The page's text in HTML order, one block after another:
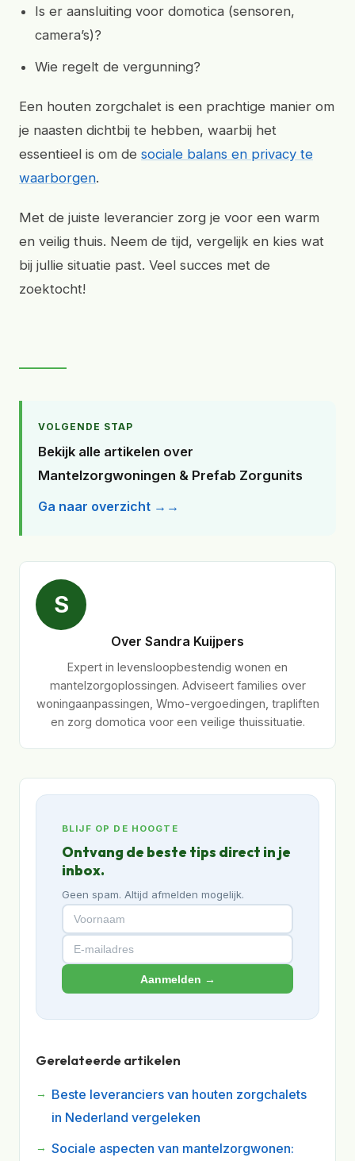
Is er aansluiting voor domotica (sensoren,
camera’s)?
Wie regelt de vergunning?
Een houten zorgchalet is een prachtige manier om
je naasten dichtbij te hebben, waarbij het
essentieel is om de sociale balans en privacy te
waarborgen.
Met de juiste leverancier zorg je voor een warm
en veilig thuis. Neem de tijd, vergelijk en kies wat
bij jullie situatie past. Veel succes met de
zoektocht!
VOLGENDE STAP
Bekijk alle artikelen over
Mantelzorgwoningen & Prefab Zorgunits
Ga naar overzicht →
S
Over Sandra Kuijpers
Expert in levensloopbestendig wonen en
mantelzorgoplossingen. Adviseert families over
woningaanpassingen, Wmo-vergoedingen, trapliften
en zorg domotica voor een veilige thuissituatie.
BLIJF OP DE HOOGTE
Ontvang de beste tips direct in je
inbox.
Geen spam. Altijd afmelden mogelijk.
Aanmelden →
Gerelateerde artikelen
Beste leveranciers van houten zorgchalets
in Nederland vergeleken
Sociale aspecten van mantelzorgwonen: